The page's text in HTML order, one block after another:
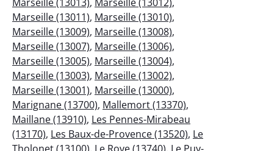
Marseille (13011), Marseille (13010),
Marseille (13009), Marseille (13008),
Marseille (13007), Marseille (13006),
Marseille (13005), Marseille (13004),
Marseille (13003), Marseille (13002),
Marseille (13001), Marseille (13000),
Marignane (13700), Mallemort (13370),
Maillane (13910), Les Pennes-Mirabeau
(13170), Les Baux-de-Provence (13520), Le
Tholonet (13100), Le Rove (13740), Le Puy-